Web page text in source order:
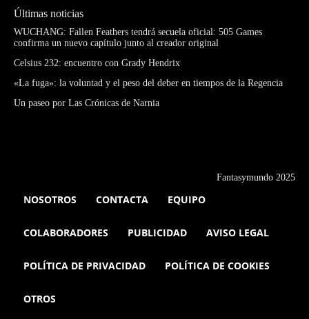
Últimas noticias
WUCHANG: Fallen Feathers tendrá secuela oficial: 505 Games
confirma un nuevo capítulo junto al creador original
Celsius 232: encuentro con Grady Hendrix
«La fuga»: la voluntad y el peso del deber en tiempos de la Regencia
Un paseo por Las Crónicas de Narnia
Fantasymundo 2025
NOSOTROS CONTACTA EQUIPO
COLABORADORES PUBLICIDAD AVISO LEGAL
POLÍTICA DE PRIVACIDAD POLÍTICA DE COOKIES
OTROS